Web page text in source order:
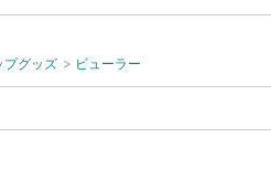
プグッズ ビューラー